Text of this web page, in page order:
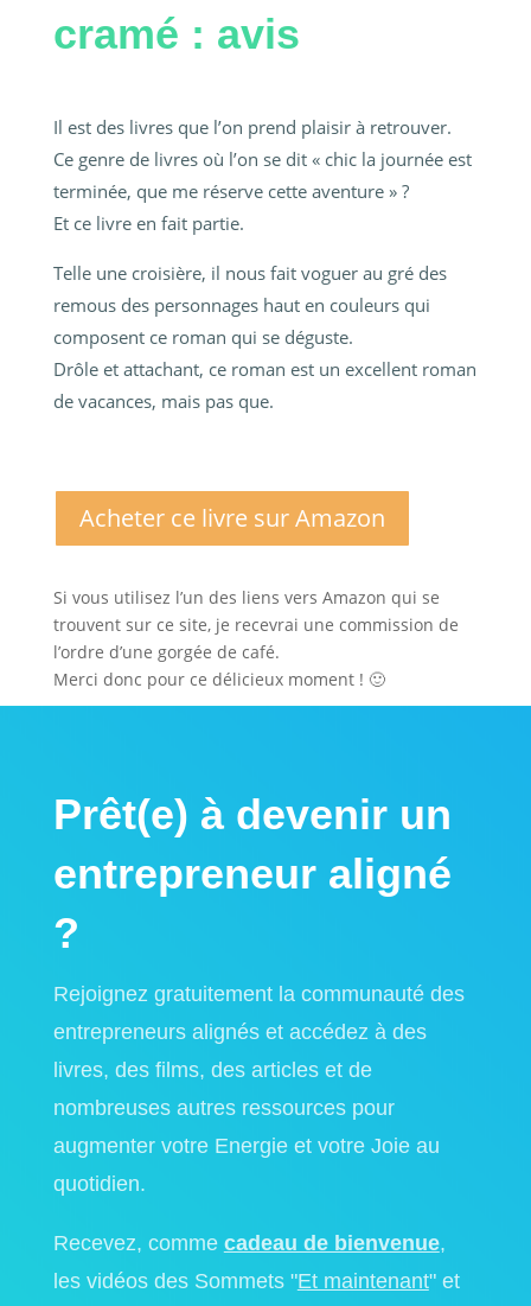
cramé : avis
Il est des livres que l’on prend plaisir à retrouver.
Ce genre de livres où l’on se dit « chic la journée est
terminée, que me réserve cette aventure » ?
Et ce livre en fait partie.
Telle une croisière, il nous fait voguer au gré des
remous des personnages haut en couleurs qui
composent ce roman qui se déguste.
Drôle et attachant, ce roman est un excellent roman
de vacances, mais pas que.
Acheter ce livre sur Amazon
Si vous utilisez l’un des liens vers Amazon qui se
trouvent sur ce site, je recevrai une commission de
l’ordre d’une gorgée de café.
Merci donc pour ce délicieux moment ! 🙂
Prêt(e) à devenir un
entrepreneur aligné
?
Rejoignez gratuitement la communauté des
entrepreneurs alignés et accédez à des
livres, des films, des articles et de
nombreuses autres ressources pour
augmenter votre Energie et votre Joie au
quotidien.
Recevez, comme cadeau de bienvenue,
les vidéos des Sommets "Et maintenant" et